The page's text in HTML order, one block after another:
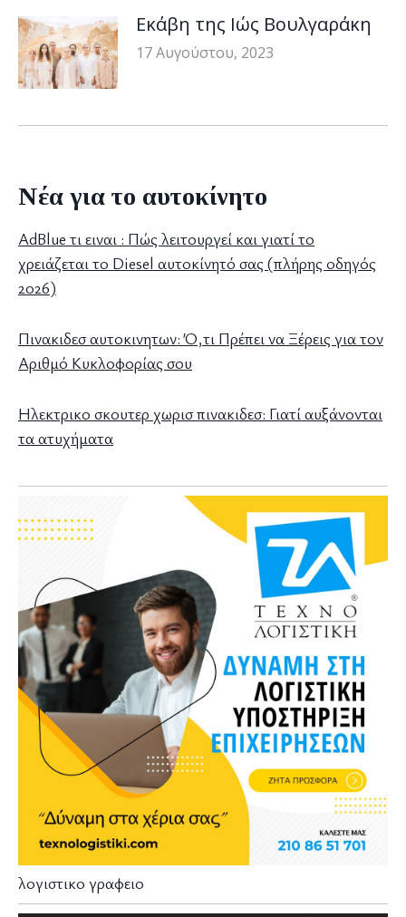
Εκάβη της Ιώς Βουλγαράκη
17 Αυγούστου, 2023
Νέα για το αυτοκίνητο
AdBlue τι ειναι : Πώς λειτουργεί και γιατί το
χρειάζεται το Diesel αυτοκίνητό σας (πλήρης οδηγός
2026)
Πινακιδεσ αυτοκινητων: Ό,τι Πρέπει να Ξέρεις για τον
Αριθμό Κυκλοφορίας σου
Ηλεκτρικο σκουτερ χωρισ πινακιδεσ: Γιατί αυξάνονται
τα ατυχήματα
λογιστικο γραφειο